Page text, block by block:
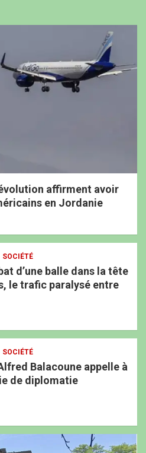
affirment avoir
en Jordanie
SOCIÉTÉ
d’une balle dans la tête
le trafic paralysé entre
SOCIÉTÉ
Balacoune appelle à
de diplomatie